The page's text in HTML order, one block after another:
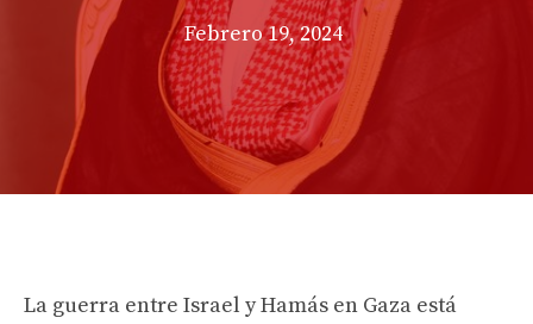
Febrero 19, 2024
La guerra entre Israel y Hamás en Gaza está